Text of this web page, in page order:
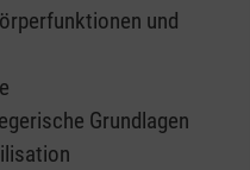
und
Grundlagen